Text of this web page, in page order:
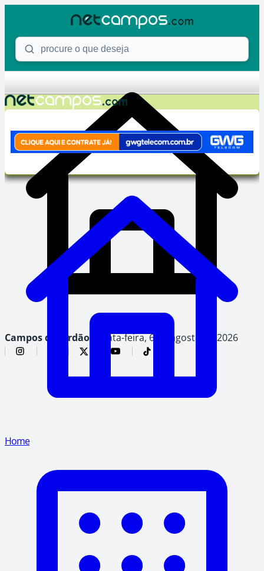
Procure o que deseja
Campos do Jordão, quinta-feira, 6 de agosto de 2026
Home